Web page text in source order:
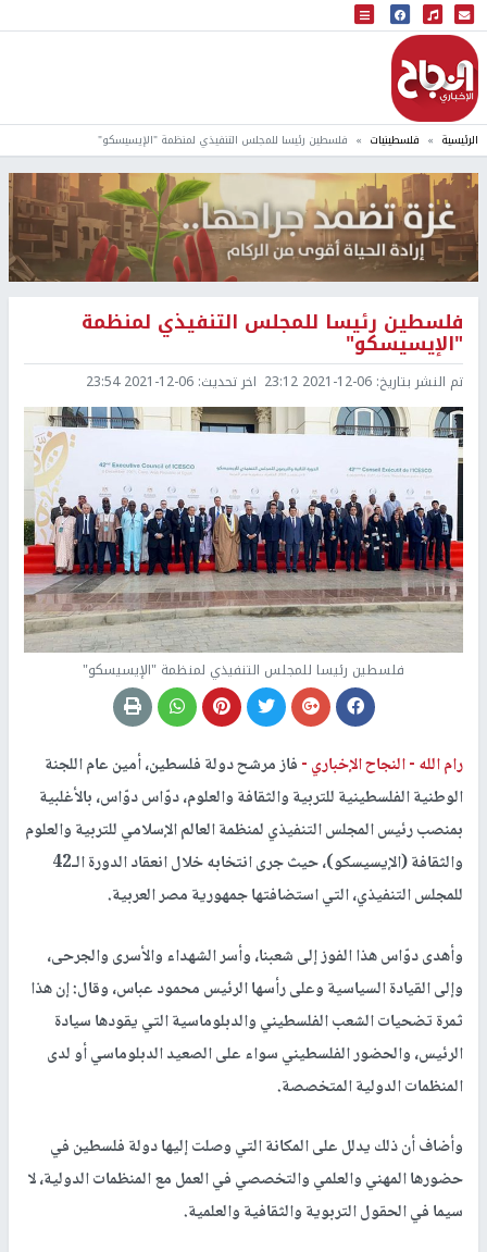
البث المباشر
إذاعة النجاح
الرئيسية فلسطينيات فلسطين رئيسا للمجلس التنفيذي لمنظمة "الإيسيسكو"
فلسطين رئيسا للمجلس التنفيذي لمنظمة
"الإيسيسكو"
تم النشر بتاريخ: 2021-12-06 23:12 اخر تحديث: 2021-12-06 23:54
فلسطين رئيسا للمجلس التنفيذي لمنظمة "الإيسيسكو"
رام الله -النجاح الإخباري -فاز مرشح دولة فلسطين، أمين عام اللجنة
الوطنية الفلسطينية للتربية والثقافة والعلوم، دوّاس دوّاس، بالأغلبية
بمنصب رئيس المجلس التنفيذي لمنظمة العالم الإسلامي للتربية والعلوم
والثقافة (الإيسيسكو)، حيث جرى انتخابه خلال انعقاد الدورة الـ42
للمجلس التنفيذي، التي استضافتها جمهورية مصر العربية.
وأهدى دوّاس هذا الفوز إلى شعبنا، وأسر الشهداء والأسرى والجرحى،
وإلى القيادة السياسية وعلى رأسها الرئيس محمود عباس، وقال: إن هذا
ثمرة تضحيات الشعب الفلسطيني والدبلوماسية التي يقودها سيادة
الرئيس، والحضور الفلسطيني سواء على الصعيد الدبلوماسي أو لدى
المنظمات الدولية المتخصصة.
وأضاف أن ذلك يدلل على المكانة التي وصلت إليها دولة فلسطين في
حضورها المهني والعلمي والتخصصي في العمل مع المنظمات الدولية، لا
سيما في الحقول التربوية والثقافية والعلمية.